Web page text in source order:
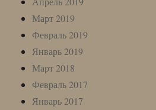
Март 2019
Февраль 2019
Январь 2019
Март 2018
Февраль 2017
Январь 2017